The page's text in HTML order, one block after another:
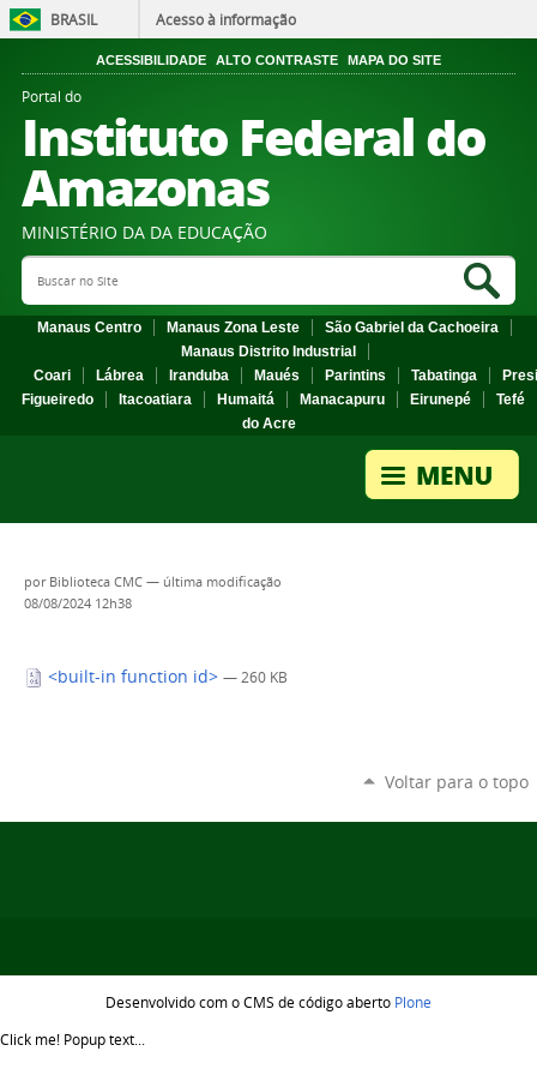
BRASIL Acesso à informação
ACESSIBILIDADE ALTO CONTRASTE MAPA DO SITE
Portal do
Instituto Federal do
Amazonas
MINISTÉRIO DA DA EDUCAÇÃO
Search Site
Manaus Centro Manaus Zona Leste
São Gabriel da Cachoeira
Manaus Distrito Industrial
Coari
Lábrea Iranduba Maués Parintins Tabatinga
Figueiredo
Itacoatiara Humaitá Manacapuru Eirunepé
Tefé
do Acre
por Biblioteca CMC — última modificação
08/08/2024 12h38
<built-in function id> — 260 KB
Voltar para o topo
Desenvolvido com o CMS de código aberto Plone
Click me! Popup text...